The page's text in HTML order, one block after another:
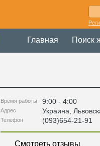
Главная Поиск
Время работы 9:00 - 4:00
Адрес Украина
Телефон (093)654-21-91
Смотреть отзывы